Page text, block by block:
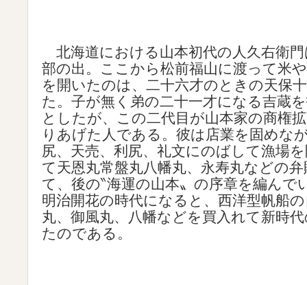
北海道における山本初代の人久右衛門
部の出。ここから松前福山に渡って米
を開いたのは、二十六才のときの天保
た。子が無く弟の二十一才になる吉蔵
としたが、この二代目が山本家の商権
りあげた人である。彼は店業を固めな
尻、天売、利尻、礼文にのばして漁場
て天恩丸常盤丸八幡丸、永寿丸などの
て、後の‶海運の山本〟の序章を編んで
明治開花の時代になると、西洋型帆船
丸、御風丸、八幡などを買入れて新時
たのである。